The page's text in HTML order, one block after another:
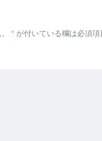
* が付いている欄は必須項